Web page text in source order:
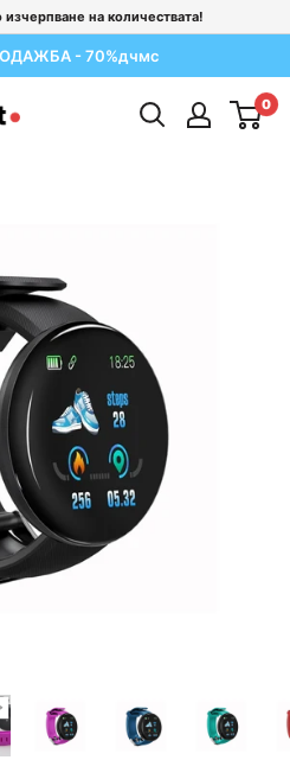
на количествата!
- 70%дчмс
0